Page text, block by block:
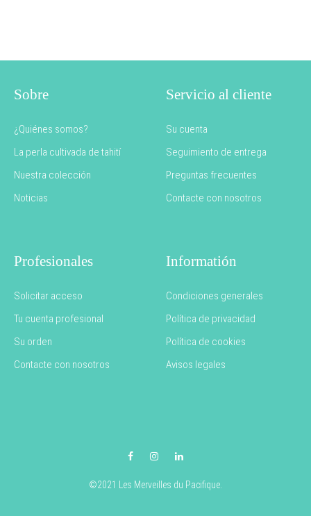
Sobre
¿Quiénes somos?
La perla cultivada de tahití
Nuestra colección
Noticias
Servicio al cliente
Su cuenta
Seguimiento de entrega
Preguntas frecuentes
Contacte con nosotros
Profesionales
Solicitar acceso
Tu cuenta profesional
Su orden
Contacte con nosotros
Informatión
Condiciones generales
Política de privacidad
Política de cookies
Avisos legales
©2021 Les Merveilles du Pacifique.
FacebookInstagramLinkedIn